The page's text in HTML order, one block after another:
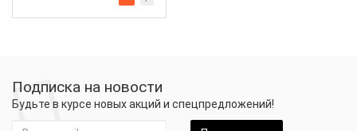
Подписка на новости
Будьте в курсе новых акций и спецпредложений!